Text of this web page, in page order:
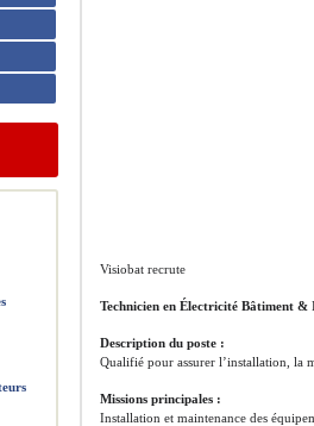
Visiobat recrute
Technicien en Électricité Bâtiment &
Description du poste :
Qualifié pour assurer l’installation, la
Missions principales :
Installation et maintenance des